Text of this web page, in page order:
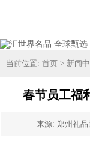
当前位置: 首页 > 新闻
春节员工福
来源: 郑州礼